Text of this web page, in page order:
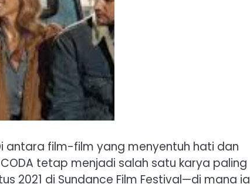
antara film-film yang menyentuh hati dan
tetap menjadi salah satu karya paling
2021 di Sundance Film Festival—di mana ia